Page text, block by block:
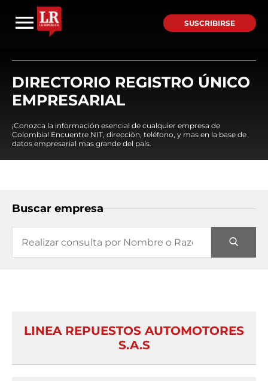
SUSCRIBIRSE
DIRECTORIO REGISTRO ÚNICO
EMPRESARIAL
¡Conozca la información esencial de cualquier empresa de
Colombia! Encuentre NIT, dirección, teléfono, y mas en la base de
datos empresarial mas grande del país.
Buscar empresa
LINEA REPUESTOS AUTOMOTORES
S.A.S